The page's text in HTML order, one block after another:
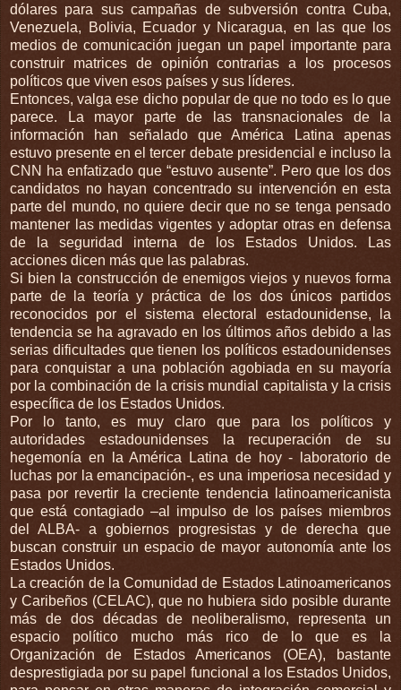
dólares para sus campañas de subversión contra Cuba,
Venezuela, Bolivia, Ecuador y Nicaragua, en las que los
medios de comunicación juegan un papel importante para
construir matrices de opinión contrarias a los procesos
políticos que viven esos países y sus líderes.
Entonces, valga ese dicho popular de que no todo es lo que
parece. La mayor parte de las transnacionales de la
información han señalado que América Latina apenas
estuvo presente en el tercer debate presidencial e incluso la
CNN ha enfatizado que “estuvo ausente”. Pero que los dos
candidatos no hayan concentrado su intervención en esta
parte del mundo, no quiere decir que no se tenga pensado
mantener las medidas vigentes y adoptar otras en defensa
de la seguridad interna de los Estados Unidos. Las
acciones dicen más que las palabras.
Si bien la construcción de enemigos viejos y nuevos forma
parte de la teoría y práctica de los dos únicos partidos
reconocidos por el sistema electoral estadounidense, la
tendencia se ha agravado en los últimos años debido a las
serias dificultades que tienen los políticos estadounidenses
para conquistar a una población agobiada en su mayoría
por la combinación de la crisis mundial capitalista y la crisis
específica de los Estados Unidos.
Por lo tanto, es muy claro que para los políticos y
autoridades estadounidenses la recuperación de su
hegemonía en la América Latina de hoy - laboratorio de
luchas por la emancipación-, es una imperiosa necesidad y
pasa por revertir la creciente tendencia latinoamericanista
que está contagiado –al impulso de los países miembros
del ALBA- a gobiernos progresistas y de derecha que
buscan construir un espacio de mayor autonomía ante los
Estados Unidos.
La creación de la Comunidad de Estados Latinoamericanos
y Caribeños (CELAC), que no hubiera sido posible durante
más de dos décadas de neoliberalismo, representa un
espacio político mucho más rico de lo que es la
Organización de Estados Americanos (OEA), bastante
desprestigiada por su papel funcional a los Estados Unidos,